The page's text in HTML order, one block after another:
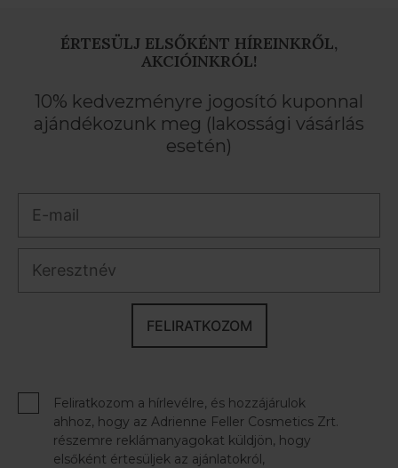
ÉRTESÜLJ ELSŐKÉNT HÍREINKRŐL,
AKCIÓINKRÓL!
10% kedvezményre jogosító kuponnal
ajándékozunk meg (lakossági vásárlás
esetén)
FELIRATKOZOM
Feliratkozom a hírlevélre, és hozzájárulok
ahhoz, hogy az Adrienne Feller Cosmetics Zrt.
részemre reklámanyagokat küldjön, hogy
elsőként értesüljek az ajánlatokról,